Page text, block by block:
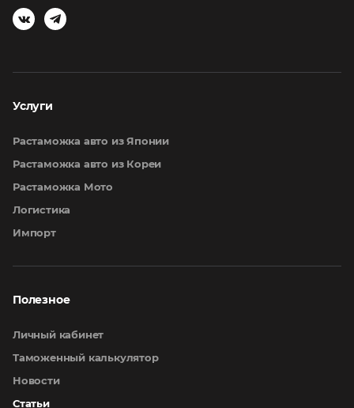
Услуги
Растаможка авто из Японии
Растаможка авто из Кореи
Растаможка Мото
Логистика
Импорт
Полезное
Личный кабинет
Таможенный калькулятор
Новости
Статьи